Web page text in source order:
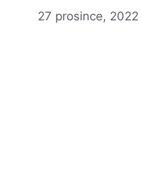
27 prosince, 2022